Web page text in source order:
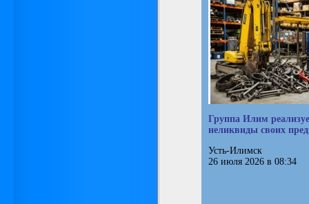
Группа Илим
неликвиды своих
Усть-Илимск
26 июля 2026 в 08:34